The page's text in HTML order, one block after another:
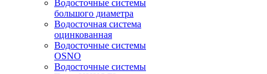
Водосточные системы
большого диаметра
Водосточная система
оцинкованная
Водосточные системы
OSNO
Водосточные системы